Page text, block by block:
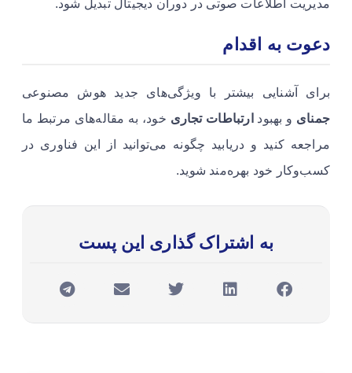
مدیریت اطلاعات صوتی در دوران دیجیتال تبدیل شود.
دعوت به اقدام
برای آشنایی بیشتر با ویژگی‌های جدید هوش مصنوعی
جمنای و بهبود ارتباطات تجاری خود، به مقاله‌های مرتبط ما
مراجعه کنید و دریابید چگونه می‌توانید از این فناوری در
کسب‌وکار خود بهره‌مند شوید.
به اشتراک گذاری این پست